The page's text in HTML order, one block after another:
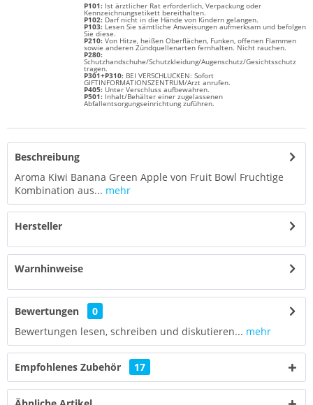
P101: Ist ärztlicher Rat erforderlich, Verpackung oder
Kennzeichnungsetikett bereithalten.
P102: Darf nicht in die Hände von Kindern gelangen.
P103: Lesen Sie sämtliche Anweisungen aufmerksam und befolgen
Sie diese.
P210: Von Hitze, heißen Oberflächen, Funken, offenen Flammen
sowie anderen Zündquellenarten fernhalten. Nicht rauchen.
P280:
Schutzhandschuhe/Schutzkleidung/Augenschutz/Gesichtsschutz
tragen.
P301+P310: BEI VERSCHLUCKEN: Sofort
GIFTINFORMATIONSZENTRUM/Arzt anrufen.
P405: Unter Verschluss aufbewahren.
P501: Inhalt/Behälter einer zugelassenen
Abfallentsorgungseinrichtung zuführen.
Beschreibung
Aroma Kiwi Banana Green Apple von Fruit Bowl Fruchtige
Kombination aus... mehr
Hersteller
Warnhinweise
Bewertungen
0
Bewertungen lesen, schreiben und diskutieren... mehr
Empfohlenes Zubehör 17